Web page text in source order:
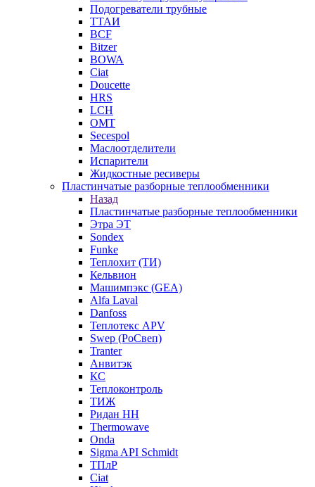
Подогреватели трубные
ТТАИ
BCF
Bitzer
BOWA
Ciat
Doucette
HRS
LCH
OMT
Secespol
Маслоотделители
Испарители
Жидкостные ресиверы
Пластинчатые разборные теплообменники
Назад
Пластинчатые разборные теплообменники
Этра ЭТ
Sondex
Funke
Теплохит (ТИ)
Кельвион
Машимпэкс (GEA)
Alfa Laval
Danfoss
Теплотекс APV
Swep (РоСвеп)
Tranter
Анвитэк
КС
Теплоконтроль
ТИЖ
Ридан НН
Thermowave
Onda
Sigma API Schmidt
ТПлР
Ciat